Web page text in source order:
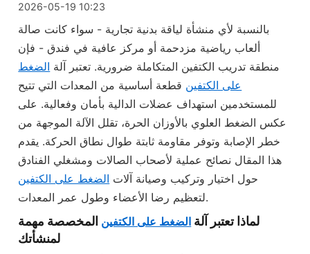
2026-05-19 10:23
بالنسبة لأي منشأة لياقة بدنية تجارية - سواء كانت صالة
ألعاب رياضية مزدحمة أو مركز عافية في فندق - فإن
منطقة تدريب الكتفين المتكاملة ضرورية. تعتبر آلة الضغط
على الكتفين قطعة أساسية من المعدات التي تتيح
للمستخدمين استهداف عضلات الدالية بأمان وفعالية. على
عكس الضغط العلوي بالأوزان الحرة، تقلل الآلة الموجهة من
خطر الإصابة وتوفر مقاومة ثابتة طوال نطاق الحركة. يقدم
هذا المقال نصائح عملية لأصحاب الصالات ومشغلي الفنادق
حول اختيار وتركيب وصيانة آلات الضغط على الكتفين
لتعظيم رضا الأعضاء وطول عمر المعدات.
لماذا تعتبر آلة الضغط على الكتفين المخصصة مهمة
لمنشأتك